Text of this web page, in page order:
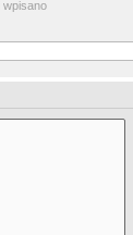
wpisano